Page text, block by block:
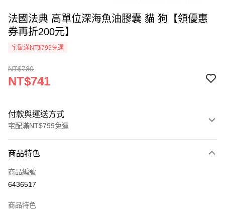
法國法典 高單位深海魚油膠囊 貓 狗【領優惠
券再折200元】
宅配滿NT$799免運
NT$780
NT$741
付款與運送方式
宅配滿NT$799免運
信用卡一次付款
Apple Pay
商品特色
商品編號
6436517
商品特色